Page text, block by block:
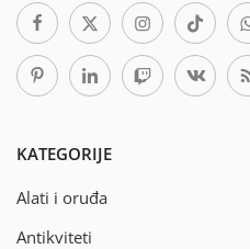
KATEGORIJE
Alati i oruđa
Antikviteti